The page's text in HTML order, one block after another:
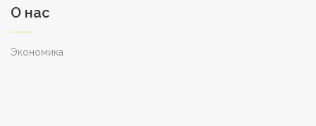
О нас
Экономика